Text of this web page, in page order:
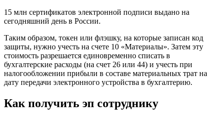
15 млн сертификатов электронной подписи выдано на
сегодняшний день в России.
Таким образом, токен или флэшку, на которые записан код
защиты, нужно учесть на счете 10 «Материалы». Затем эту
стоимость разрешается единовременно списать в
бухгалтерские расходы (на счет 26 или 44) и учесть при
налогообложении прибыли в составе материальных трат на
дату передачи электронного устройства в бухгалтерию.
Как получить эп сотруднику